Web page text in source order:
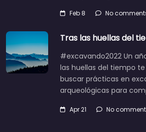
Feb 8 No
Tras las huellas del
#excavando2022 Un
las huellas del tiempo
buscar prácticas en
arqueológicas para
Apr 21 No